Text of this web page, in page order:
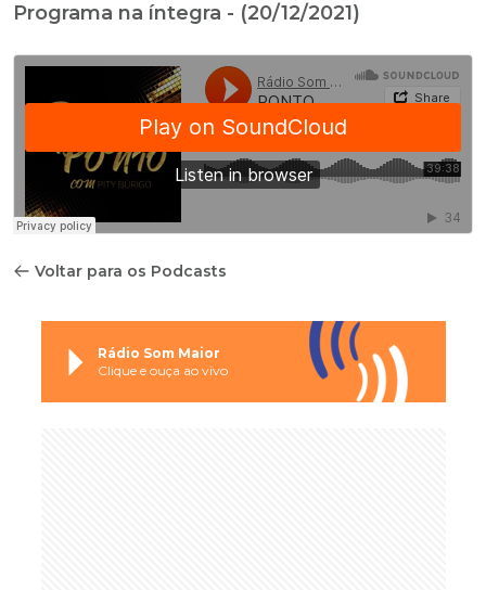
Programa na íntegra - (20/12/2021)
Voltar para os Podcasts
Rádio Som Maior
Clique e ouça ao vivo